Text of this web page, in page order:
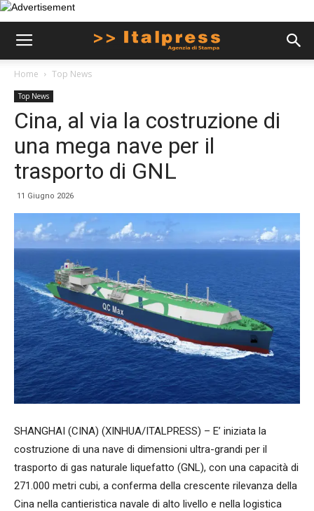
Home Top News
Top News
Cina, al via la costruzione di
una mega nave per il
trasporto di GNL
11 Giugno 2026
SHANGHAI (CINA) (XINHUA/ITALPRESS) – E’ iniziata la
costruzione di una nave di dimensioni ultra-grandi per il
trasporto di gas naturale liquefatto (GNL), con una capacità di
271.000 metri cubi, a conferma della crescente rilevanza della
Cina nella cantieristica navale di alto livello e nella logistica